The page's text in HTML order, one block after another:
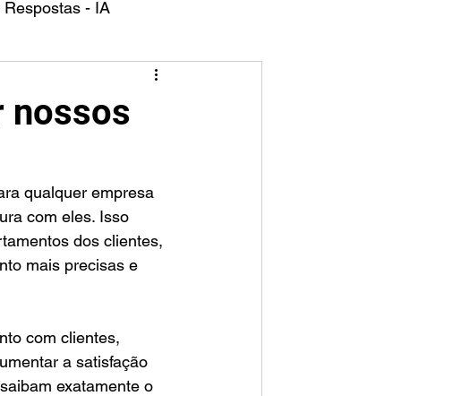
Respostas - IA
nossos
com eles. Isso
dos clientes,
mais precisas e
com clientes,
a satisfação
exatamente o